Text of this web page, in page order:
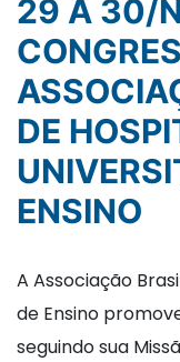
29 A 30/NOVEMBRO – VI
DE
ENSINO
A Associação
de Ensino
seguindo sua